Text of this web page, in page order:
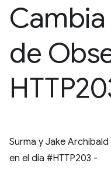
de
Surma y Jake
en el día #HTTP203 -